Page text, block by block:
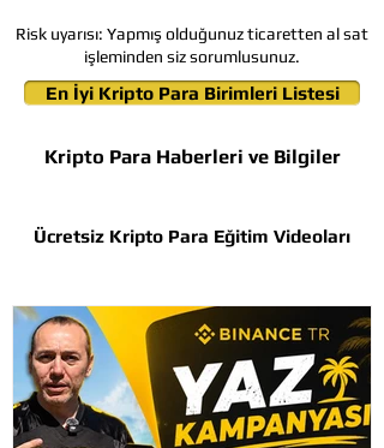
Ücretsiz Kripto Para Eğitim Videoları
Kripto Para Haberleri ve Bilgiler
En İyi Kripto Para Birimleri Listesi
Risk uyarısı: Yapmış olduğunuz ticaretten al sat
işleminden siz sorumlusunuz.